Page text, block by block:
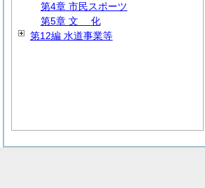
第4章 市民スポーツ
第5章 文 化
第12編 水道事業等